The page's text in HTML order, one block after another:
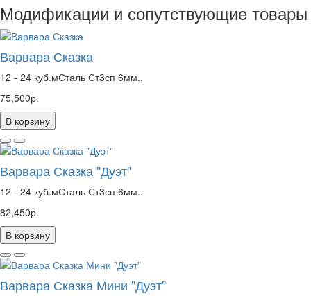
Модификации и сопутствующие товары
Варвара Сказка
12 - 24 куб.мСталь Ст3сп 6мм..
75,500р.
В корзину
Варвара Сказка "Дуэт"
12 - 24 куб.мСталь Ст3сп 6мм..
82,450р.
В корзину
Варвара Сказка Мини "Дуэт"